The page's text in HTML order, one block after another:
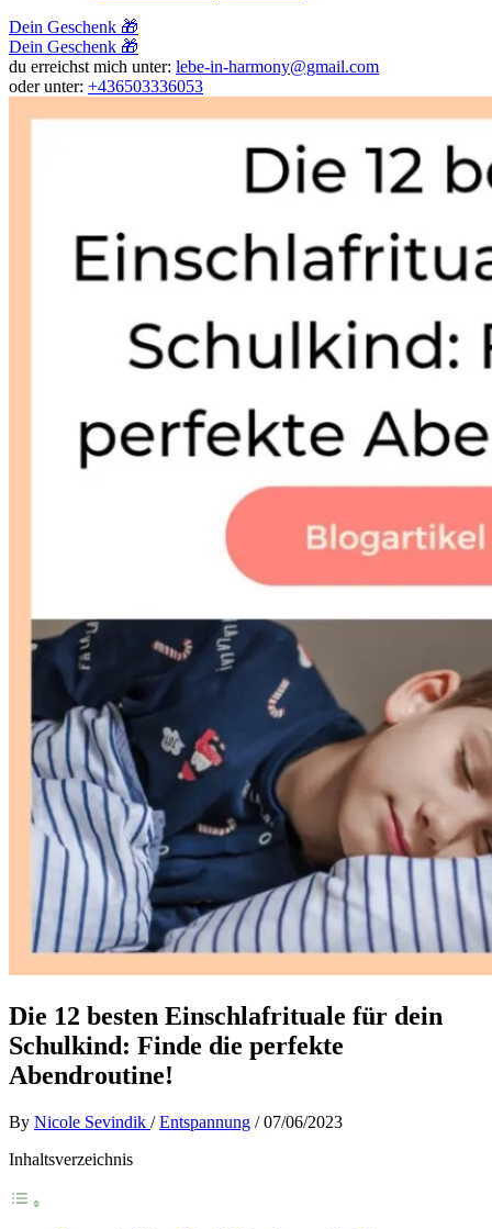
Dein Geschenk 🎁
Dein Geschenk 🎁
du erreichst mich unter: lebe-in-harmony@gmail.com
oder unter: +436503336053
Die 12 besten Einschlafrituale für dein
Schulkind: Finde die perfekte
Abendroutine!
By Nicole Sevindik /Entspannung /07/06/2023
Inhaltsverzeichnis